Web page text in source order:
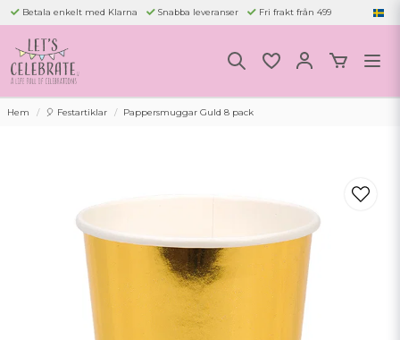
Betala enkelt med Klarna Snabba leveranser Fri frakt från 499
Hem 🎈 Festartiklar Pappersmuggar Guld 8 pack